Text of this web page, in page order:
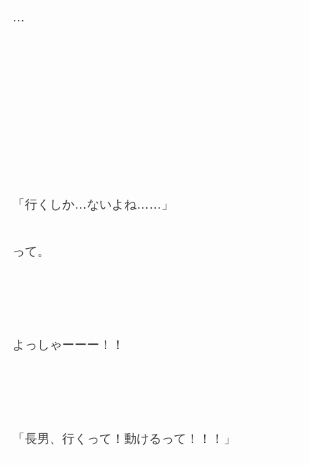
…
「行くしか…ないよね……」
って。
よっしゃーーー！！
「長男、行くって！動けるって！！！」